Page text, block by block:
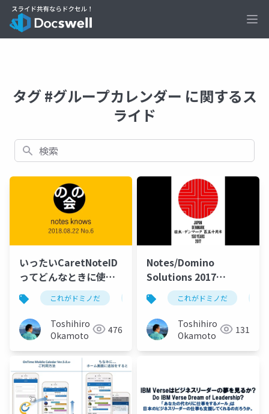
タグ #グループカレンダー に関するス
ライド
検索
いったいCaretNoteID
ってどんなときに使う
のか？ これがドミノだ ontime hcl domino
Toshihiro
Okamoto
476
Notes/Domino
Solutions 2017
OnTime Session
これがドミノだ
Toshihiro
Okamoto
131